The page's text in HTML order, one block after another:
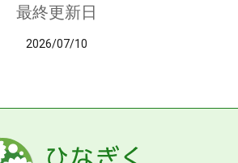
最終更新日
2026/07/10